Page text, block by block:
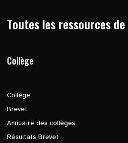
Toutes les ressources de
Collège
Collège
Brevet
Annuaire des collèges
Résultats Brevet